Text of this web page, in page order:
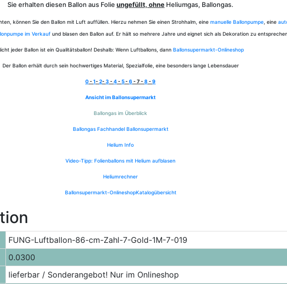
Sie erhalten diesen Ballon aus Folie ungefüllt, ohne Heliumgas, Ballongas.
können Sie den Ballon mit Luft auffüllen. Hierzu nehmen Sie einen Strohhalm, eine manuelle Ballonpumpe, eine
im Verkauf und blasen den Ballon auf. Er hält so mehrere Jahre und eignet sich als Dekoration zu
jeder Ballon ist ein Qualitätsballon! Deshalb: Wenn Luftballons, dann Ballonsupermarkt-Onlineshop
Der Ballon erhält durch sein hochwertiges Material, Spezialfolie, eine besonders lange Lebensdauer
0- 1- 2- 3 - 4- 5- 6 - 7 - 8 - 9
Ansicht im Ballonsupermarkt
Ballongas im Überblick
Ballongas Fachhandel Ballonsupermarkt
Helium Info
Video-Tipp: Folienballons mit Helium aufblasen
Heliumrechner
Ballonsupermarkt-OnlineshopKatalogübersicht
FUNG-Luftballon-86-cm-Zahl-7-Gold-1M-7-019
0.0300
lieferbar / Sonderangebot! Nur im Onlineshop